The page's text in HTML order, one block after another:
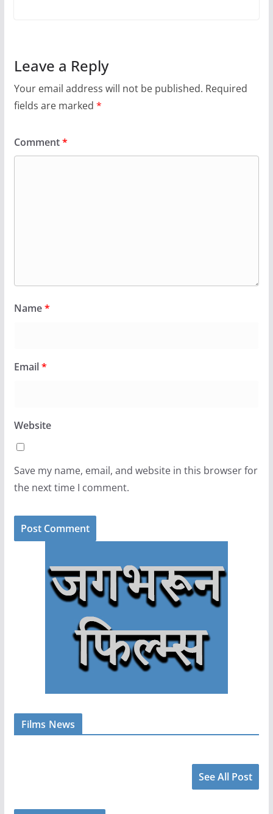
Leave a Reply
Your email address will not be published. Required
fields are marked *
Comment*
Name*
Email*
Website
Save my name, email, and website in this browser for
the next time I comment.
Films News
See All Post